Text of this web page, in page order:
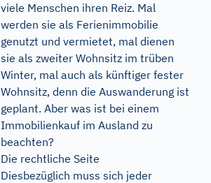
viele Menschen ihren Reiz. Mal
werden sie als Ferienimmobilie
genutzt und vermietet, mal dienen
sie als zweiter Wohnsitz im trüben
Winter, mal auch als künftiger fester
Wohnsitz, denn die Auswanderung ist
geplant. Aber was ist bei einem
Immobilienkauf im Ausland zu
beachten?
Die rechtliche Seite
Diesbezüglich muss sich jeder